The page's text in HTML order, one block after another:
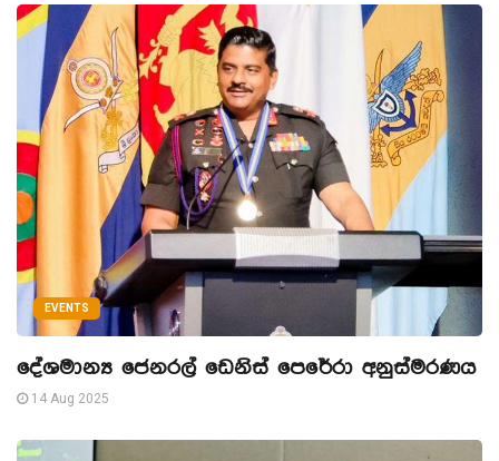
EVENTS
දේශමාන්‍ය ජෙනරල් ඩෙනිස් පෙරේරා අනුස්මරණය
14 Aug 2025